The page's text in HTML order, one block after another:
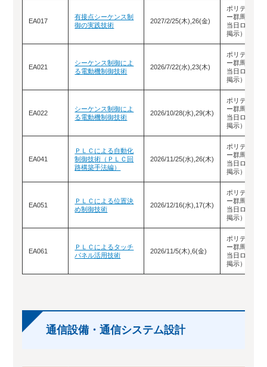
EA017
有接点シーケンス制
御の実践技術
2027/2/25(木),26(金)
ポリテクセ
ー群馬（教
当日ロビー
掲示）
EA021
シーケンス制御によ
る電動機制御技術
2026/7/22(水),23(木)
ポリテクセ
ー群馬（教
当日ロビー
掲示）
EA022
シーケンス制御によ
る電動機制御技術
2026/10/28(水),29(木)
ポリテクセ
ー群馬（教
当日ロビー
掲示）
EA041
ＰＬＣによる自動化
制御技術（ＰＬＣ回
路構築手法編）
2026/11/25(水),26(木)
ポリテクセ
ー群馬（教
当日ロビー
掲示）
EA051
ＰＬＣによる位置決
め制御技術
2026/12/16(水),17(木)
ポリテクセ
ー群馬（教
当日ロビー
掲示）
EA061
ＰＬＣによるタッチ
パネル活用技術
2026/11/5(木),6(金)
ポリテクセ
ー群馬（教
当日ロビー
掲示）
通信設備・通信システム設計